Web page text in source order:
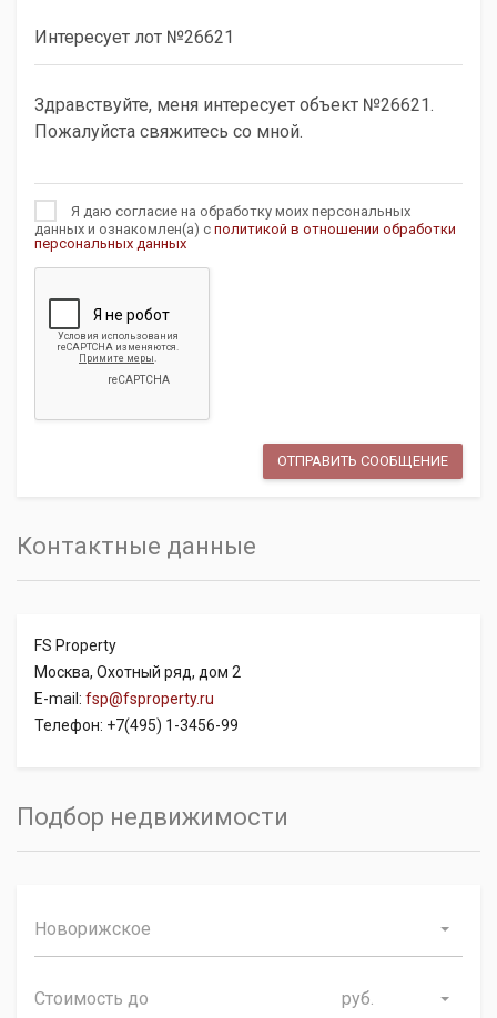
Я даю согласие на обработку моих персональных
данных и ознакомлен(а) с политикой в отношении обработки
персональных данных
Контактные данные
FS Property
Москва, Охотный ряд, дом 2
E-mail: fsp@fsproperty.ru
Телефон: +7(495) 1-3456-99
Подбор недвижимости
Новорижское
руб.